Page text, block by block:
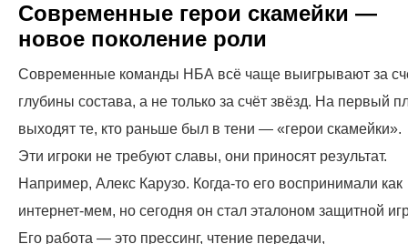
Современные герои скамейки —
новое поколение роли
Современные команды НБА всё чаще выигрывают за
глубины состава, а не только за счёт звёзд. На первый
выходят те, кто раньше был в тени — «герои скамейки».
Эти игроки не требуют славы, они приносят результат.
Например, Алекс Карузо. Когда-то его воспринимали как
интернет-мем, но сегодня он стал эталоном защитной
Его работа — это прессинг, чтение передачи,